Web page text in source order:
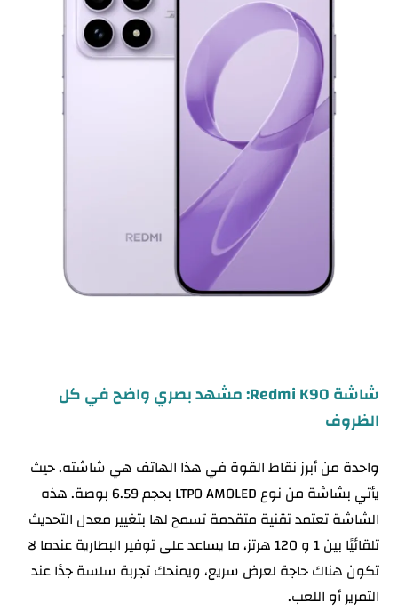
شاشة Redmi K90: مشهد بصري واضح في كل
الظروف
واحدة من أبرز نقاط القوة في هذا الهاتف هي شاشته. حيث
يأتي بشاشة من نوع LTPO AMOLED بحجم 6.59 بوصة. هذه
الشاشة تعتمد تقنية متقدمة تسمح لها بتغيير معدل التحديث
تلقائيًا بين 1 و 120 هرتز، ما يساعد على توفير البطارية عندما لا
تكون هناك حاجة لعرض سريع، ويمنحك تجربة سلسة جدًا عند
التمرير أو اللعب.